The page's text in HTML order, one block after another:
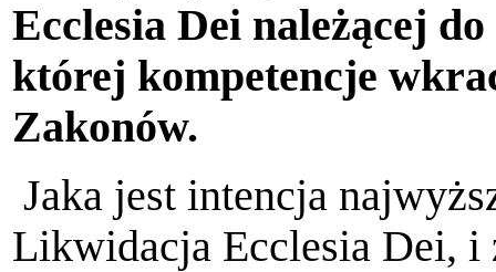
Ecclesia Dei należącej
której kompetencje
Zakonów.
Jaka jest intencja
Likwidacja Ecclesia Dei, i